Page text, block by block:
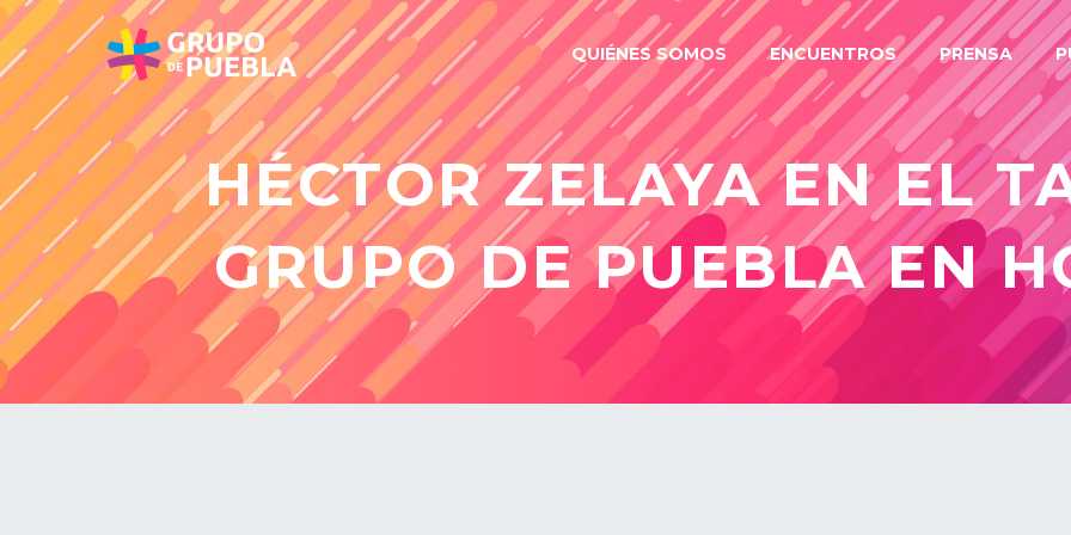
QUIÉNES SOMOS ENCUENTROS PRENSA
HÉCTOR ZELAYA EN EL
GRUPO DE PUEBLA EN